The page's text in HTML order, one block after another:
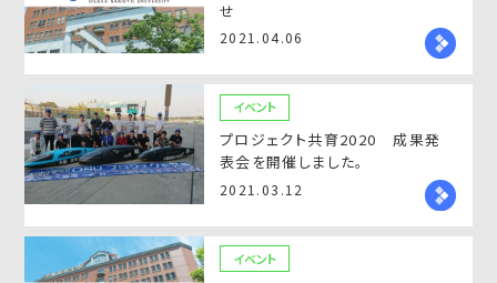
せ
2021.04.06
イベント
プロジェクト共育2020 成果発
表会を開催しました。
2021.03.12
イベント